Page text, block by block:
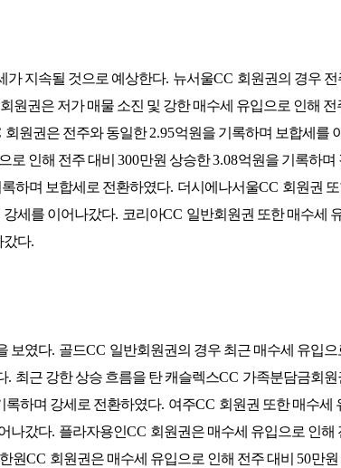
가 지속될 것으로 예상한다. 뉴서울CC 회원권의 경우 전
회원권은 저가 매물 소진 및 강한 매수세 유입으로 인해 전
회원권은 전주와 동일한2.95억원을 기록하며 보합세를
로 인해 전주 대비 300만원 상승한3.08억원을 기록하며
하며 보합세로 전환하였다. 더시에나서울CC 회원권
강세를 이어나갔다. 코리아CC 일반회원권 또한 매수세
갔다.
보였다. 골드CC 일반회원권의 경우 최근 매수세 유입으
. 최근 강한 상승 흐름을 탄 캐슬렉스CC 가족분담금회원
록하며 강세로 전환하였다. 여주CC 회원권 또한 매수세
나갔다. 플라자용인CC 회원권은 매수세 유입으로 인해
한원CC 회원권은 매수세 유입으로 인해 전주 대비 50만원